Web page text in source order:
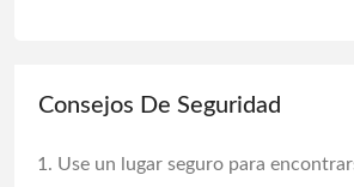
Consejos De Seguridad
Use un lugar seguro para